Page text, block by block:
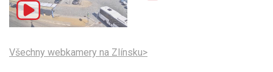
Všechny webkamery na Zlínsku>